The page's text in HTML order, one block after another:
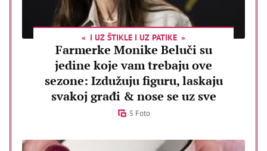
I UZ ŠTIKLE I UZ PATIKE
Farmerke Monike Beluči su
jedine koje vam trebaju ove
sezone: Izdužuju figuru, laskaju
svakoj građi & nose se uz sve
5 Foto